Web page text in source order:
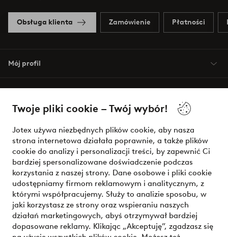
Twoje pliki cookie – Twój wybór!
Jotex używa niezbędnych plików cookie, aby nasza
strona internetowa działała poprawnie, a także plików
cookie do analizy i personalizacji treści, by zapewnić Ci
bardziej spersonalizowane doświadczenie podczas
korzystania z naszej strony. Dane osobowe i pliki cookie
udostępniamy firmom reklamowym i analitycznym, z
którymi współpracujemy. Służy to analizie sposobu, w
jaki korzystasz ze strony oraz wspieraniu naszych
działań marketingowych, abyś otrzymywał bardziej
dopasowane reklamy. Klikając „Akceptuję”, zgadzasz się
Obsługa klienta Zamówienie Płatności
Mój profil
Warunki
Bezpieczne płatności - zapłać teraz lub podziel się
Chcesz dowiedzieć się więcej o naszych opcjach płatności